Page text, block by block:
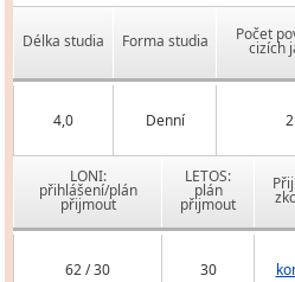
Délka studia Forma studia Počet
cizích
4,0 Denní 2
LONI:
přihlášení/plán
přijmout
LETOS:
plán
přijmout
62 / 30 30